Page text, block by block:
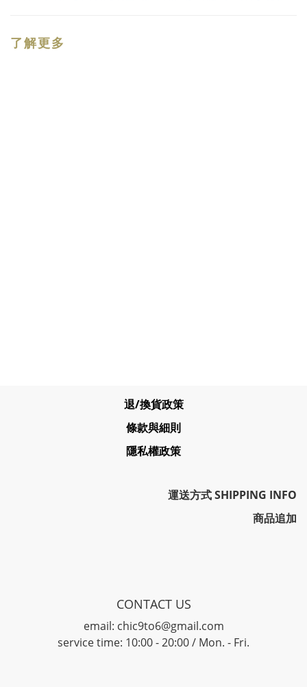
了解更多
退/換貨政策
條款與細則
隱私權政策
運送方式 SHIPPING INFO
商品追加
CONTACT US
email: chic9to6@gmail.com
service time: 10:00 - 20:00 / Mon. - Fri.